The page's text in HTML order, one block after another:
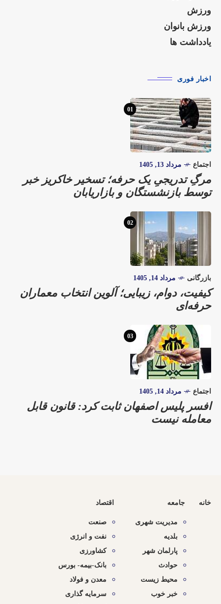
ورزش
ورزش بانوان
یادداشت ها
اخبار فوری
01
اجتماع مرداد 13, 1405
مرگِ تدریجیِ یک حرفه؛ تسخیر خاکریز خبر
توسط بازنشستگان و بازاریابان
02
بازرگانی مرداد 14, 1405
کیفیت، دوام، زیبایی؛ آلوین انتخاب معماران
حرفه‌ای
03
اجتماع مرداد 14, 1405
افسر پلیس اصفهان ثابت کرد: قانون قابل
معامله نیست
خانه جامعه
مدیریت شهری
بلدیه
پارلمان شهر
حوادث
محیط زیست
خبر خوب
اقتصاد
صنعت
نفت و انرژی
کشاورزی
بانک-بیمه- بورس
معدن و فولاد
سرمایه گذاری